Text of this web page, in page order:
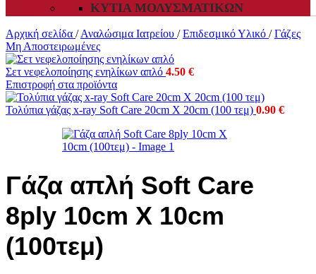
ΚΥΤΊΑ ΜΟΛΥΣΜΑΤΙΚΏΝ
Αρχική σελίδα / Αναλώσιμα Ιατρείου / Επιδεσμικό Υλικό / Γάζες
Μη Αποστειρωμένες
Σετ νεφελοποίησης ενηλίκων απλό 4.50 €
Επιστροφή στα προϊόντα
Τολύπια γάζας x-ray Soft Care 20cm X 20cm (100 τεμ) 0.90 €
Γάζα απλή Soft Care
8ply 10cm X 10cm
(100τεμ)